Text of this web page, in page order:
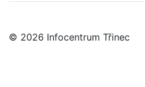
© 2026 Infocentrum Třinec